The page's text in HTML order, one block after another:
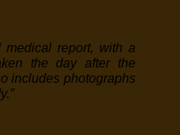
report, with a
the day after the
includes photographs